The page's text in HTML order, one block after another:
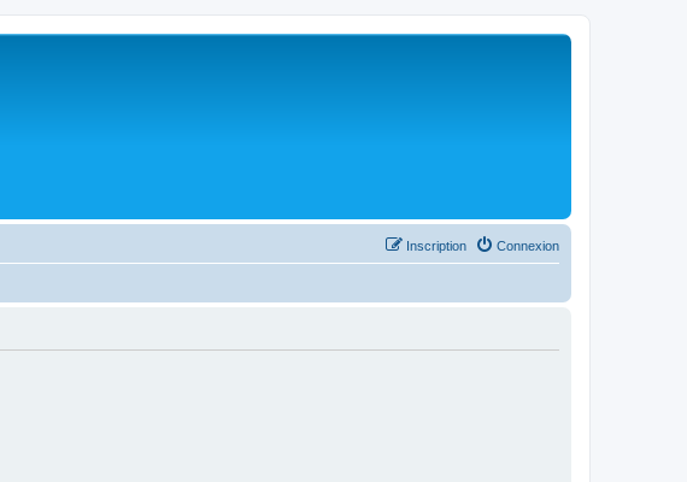
Connexion
Inscription